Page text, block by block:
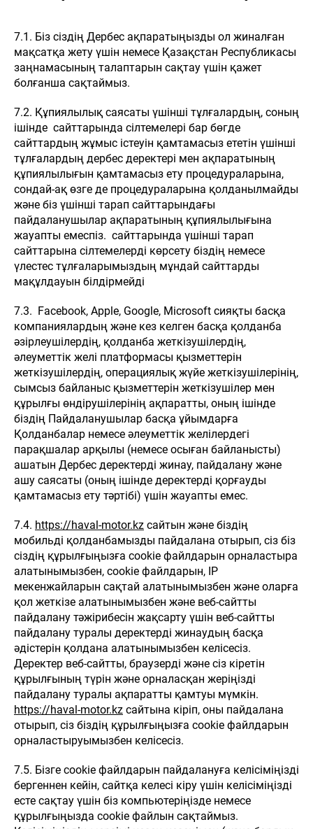
7.1. Біз сіздің Дербес ақпаратыңызды ол жиналған
мақсатқа жету үшін немесе Қазақстан Республикасы
заңнамасының талаптарын сақтау үшін қажет
болғанша сақтаймыз.
7.2. Құпиялылық саясаты үшінші тұлғалардың, соның
ішінде сайттарында сілтемелері бар бөгде
сайттардың жұмыс істеуін қамтамасыз ететін үшінші
тұлғалардың дербес деректері мен ақпаратының
құпиялылығын қамтамасыз ету процедураларына,
сондай-ақ өзге де процедураларына қолданылмайды
және біз үшінші тарап сайттарындағы
пайдаланушылар ақпаратының құпиялылығына
жауапты емеспіз. сайттарында үшінші тарап
сайттарына сілтемелерді көрсету біздің немесе
үлестес тұлғаларымыздың мұндай сайттарды
мақұлдауын білдірмейді
7.3. Facebook, Apple, Google, Microsoft сияқты басқа
компаниялардың және кез келген басқа қолданба
әзірлеушілердің, қолданба жеткізушілердің,
әлеуметтік желі платформасы қызметтерін
жеткізушілердің, операциялық жүйе жеткізушілерінің,
сымсыз байланыс қызметтерін жеткізушілер мен
құрылғы өндірушілерінің ақпаратты, оның ішінде
біздің Пайдаланушылар басқа ұйымдарға
Қолданбалар немесе әлеуметтік желілердегі
парақшалар арқылы (немесе осыған байланысты)
ашатын Дербес деректерді жинау, пайдалану және
ашу саясаты (оның ішінде деректерді қорғауды
қамтамасыз ету тәртібі) үшін жауапты емес.
7.4. https://haval-motor.kz сайтын және біздің
мобильді қолданбамызды пайдалана отырып, сіз біз
сіздің құрылғыңызға cookie файлдарын орналастыра
алатынымызбен, cookie файлдарын, IP
мекенжайларын сақтай алатынымызбен және оларға
қол жеткізе алатынымызбен және веб-сайтты
пайдалану тәжірибесін жақсарту үшін веб-сайтты
пайдалану туралы деректерді жинаудың басқа
әдістерін қолдана алатынымызбен келісесіз.
Деректер веб-сайтты, браузерді және сіз кіретін
құрылғының түрін және орналасқан жеріңізді
пайдалану туралы ақпаратты қамтуы мүмкін.
https://haval-motor.kz сайтына кіріп, оны пайдалана
отырып, сіз біздің құрылғыңызға cookie файлдарын
орналастыруымызбен келісесіз.
7.5. Бізге cookie файлдарын пайдалануға келісіміңізді
бергеннен кейін, сайтқа келесі кіру үшін келісіміңізді
есте сақтау үшін біз компьютеріңізде немесе
құрылғыңызда cookie файлын сақтаймыз.